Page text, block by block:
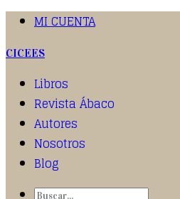
MI CUENTA
CICEES
Libros
Revista Ábaco
Autores
Nosotros
Blog